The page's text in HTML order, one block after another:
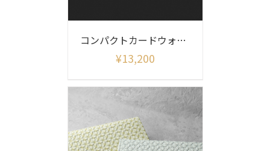
コンパクトカードウォレット 麻の葉
¥13,200